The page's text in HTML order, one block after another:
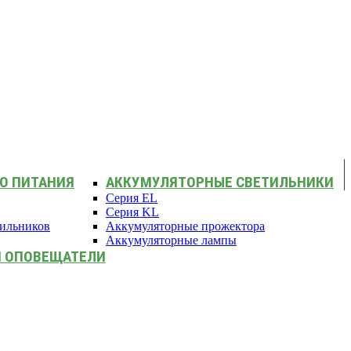
ПИТАНИЯ АККУМУЛЯТОРНЫЕ СВЕТИЛЬНИКИ
Серия EL
Серия KL
Аккумуляторные прожектора
Аккумуляторные лампы
ОПОВЕЩАТЕЛИ